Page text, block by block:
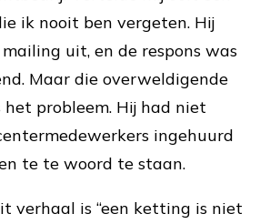
ik nooit ben vergeten. Hij
uit, en de respons was
Maar die overweldigende
het probleem. Hij had niet
ingehuurd
te te woord te staan.
verhaal is “een ketting is niet